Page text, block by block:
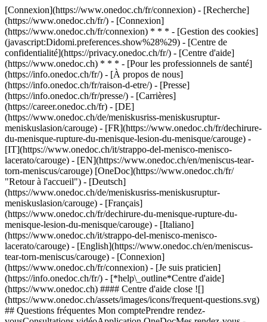
[Connexion](https://www.onedoc.ch/fr/connexion) - [Recherche]
(https://www.onedoc.ch/fr/) - [Connexion]
(https://www.onedoc.ch/fr/connexion) * * * - [Gestion des cookies]
(javascript:Didomi.preferences.show%28%29) - [Centre de
confidentialité](https://privacy.onedoc.ch/fr/) - [Centre d'aide]
(https://www.onedoc.ch) * * * - [Pour les professionnels de santé]
(https://info.onedoc.ch/fr/) - [À propos de nous]
(https://info.onedoc.ch/fr/raison-d-etre/) - [Presse]
(https://info.onedoc.ch/fr/presse/) - [Carrières]
(https://career.onedoc.ch/fr) - [DE]
(https://www.onedoc.ch/de/meniskusriss-meniskusruptur-
meniskuslasion/carouge) - [FR](https://www.onedoc.ch/fr/dechirure-
du-menisque-rupture-du-menisque-lesion-du-menisque/carouge) -
[IT](https://www.onedoc.ch/it/strappo-del-menisco-menisco-
lacerato/carouge) - [EN](https://www.onedoc.ch/en/meniscus-tear-
torn-meniscus/carouge) [OneDoc](https://www.onedoc.ch/fr/
"Retour à l'accueil") - [Deutsch]
(https://www.onedoc.ch/de/meniskusriss-meniskusruptur-
meniskuslasion/carouge) - [Français]
(https://www.onedoc.ch/fr/dechirure-du-menisque-rupture-du-
menisque-lesion-du-menisque/carouge) - [Italiano]
(https://www.onedoc.ch/it/strappo-del-menisco-menisco-
lacerato/carouge) - [English](https://www.onedoc.ch/en/meniscus-
tear-torn-meniscus/carouge) - [Connexion]
(https://www.onedoc.ch/fr/connexion) - [Je suis praticien]
(https://info.onedoc.ch/fr/) - [*help\_outline*Centre d'aide]
(https://www.onedoc.ch) #### Centre d'aide close ![]
(https://www.onedoc.ch/assets/images/icons/frequent-questions.svg)
## Questions fréquentes Mon comptePrendre rendez-